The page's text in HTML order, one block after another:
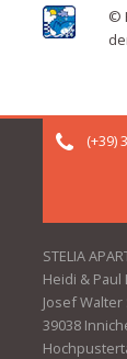
©
(+39)
STELIA
Heidi & Paul
Josef
39038